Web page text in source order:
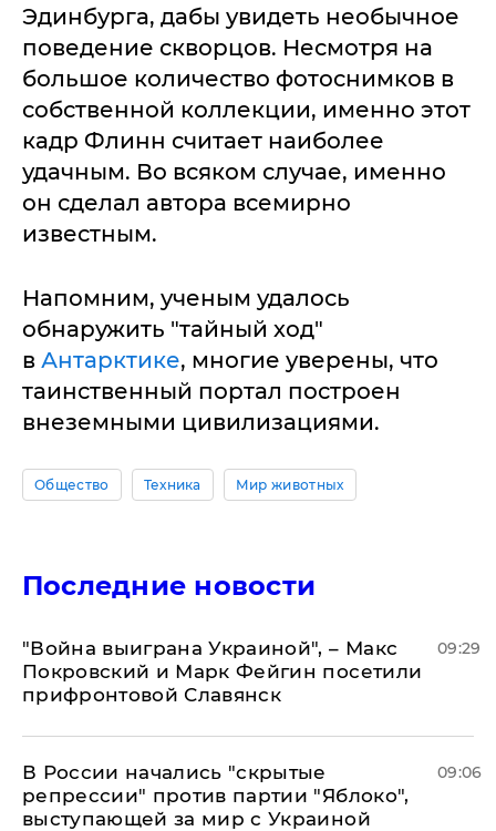
Эдинбурга, дабы увидеть необычное
поведение скворцов. Несмотря на
большое количество фотоснимков в
собственной коллекции, именно этот
кадр Флинн считает наиболее
удачным. Во всяком случае, именно
он сделал автора всемирно
известным.
Напомним, ученым удалось
обнаружить "тайный ход"
в Антарктике, многие уверены, что
таинственный портал построен
внеземными цивилизациями.
Общество Техника Мир животных
Последние новости
"Война выиграна Украиной", – Макс
Покровский и Марк Фейгин посетили
прифронтовой Славянск
09:29
В России начались "скрытые
репрессии" против партии "Яблоко",
выступающей за мир с Украиной
09:06